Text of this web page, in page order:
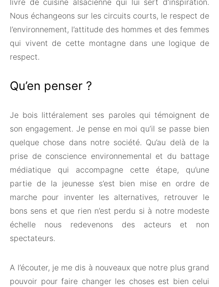
livre de cuisine alsacienne qui lui sert d’inspiration.
Nous échangeons sur les circuits courts, le respect de
l’environnement, l’attitude des hommes et des femmes
qui vivent de cette montagne dans une logique de
respect.
Qu’en penser ?
Je bois littéralement ses paroles qui témoignent de
son engagement. Je pense en moi qu’il se passe bien
quelque chose dans notre société. Qu’au delà de la
prise de conscience environnemental et du battage
médiatique qui accompagne cette étape, qu’une
partie de la jeunesse s’est bien mise en ordre de
marche pour inventer les alternatives, retrouver le
bons sens et que rien n’est perdu si à notre modeste
échelle nous redevenons des acteurs et non
spectateurs.
A l’écouter, je me dis à nouveaux que notre plus grand
pouvoir pour faire changer les choses est bien celui